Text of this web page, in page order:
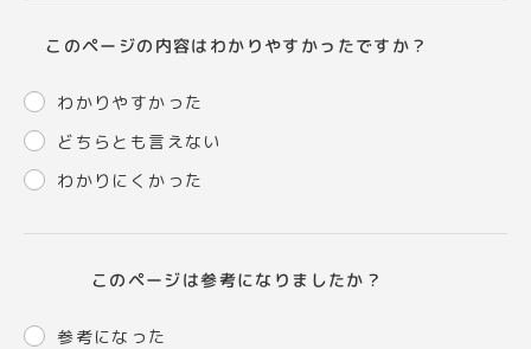
このページの内容はわかりやすかったですか？
わかりやすかった
どちらとも言えない
わかりにくかった
このページは参考になりましたか？
参考になった